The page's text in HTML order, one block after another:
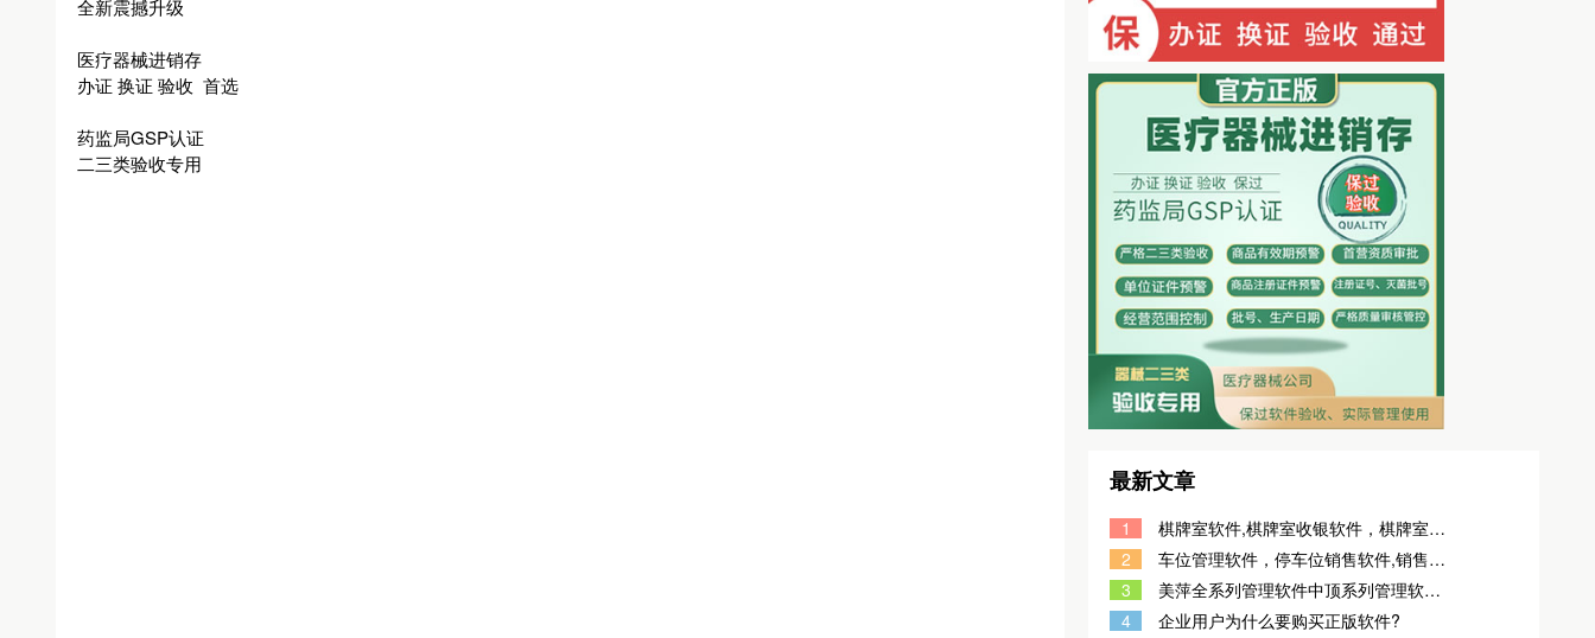
全新震撼升级
医疗器械进销存
办证 换证 验收 首选
药监局GSP认证
二三类验收专用
最新文章
1
棋牌室软件,棋牌室收银软件，棋牌室系
统，棋牌室会员管理系统
2
车位管理软件，停车位销售软件,销售停
车位的管理软件，停车场销售软件，停
车场管理系统，有手机端APP
3
美萍全系列管理软件中顶系列管理软件
管家婆进销存管理软件
4
企业用户为什么要购买正版软件?